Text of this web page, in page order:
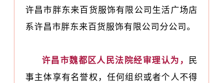
许昌市胖东来百货服饰有限公司生活广场店
系许昌市胖东来百货服饰有限公司分公司。
许昌市魏都区人民法院经审理认为， 民
事主体享有名誉权，任何组织或者个人不得